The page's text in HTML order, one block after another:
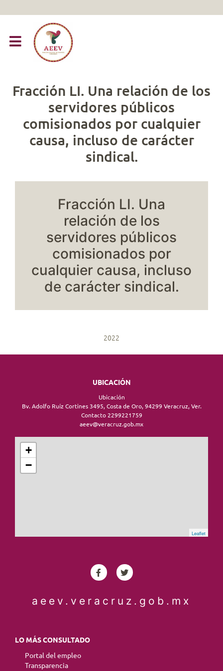
Fracción LI. Una relación de los
servidores públicos
comisionados por cualquier
causa, incluso de carácter
sindical.
Fracción LI. Una
relación de los
servidores públicos
comisionados por
cualquier causa, incluso
de carácter sindical.
2022
UBICACIÓN
Ubicación
Bv. Adolfo Ruíz Cortines 3495, Costa de Oro, 94299 Veracruz, Ver.
Contacto 2299221759
aeev@veracruz.gob.mx
+
−
Leaflet
aeev.veracruz.gob.mx
LO MÁS CONSULTADO
Portal del empleo
Transparencia